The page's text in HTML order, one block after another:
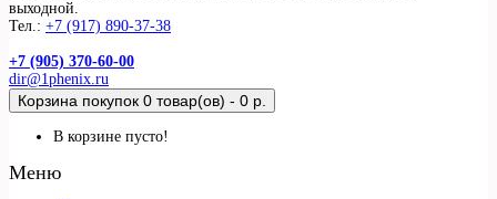
выходной.
Тел.: +7 (917) 890-37-38
+7 (905) 370-60-00
dir@1phenix.ru
Корзина покупок 0 товар(ов) - 0 р.
В корзине пусто!
Меню